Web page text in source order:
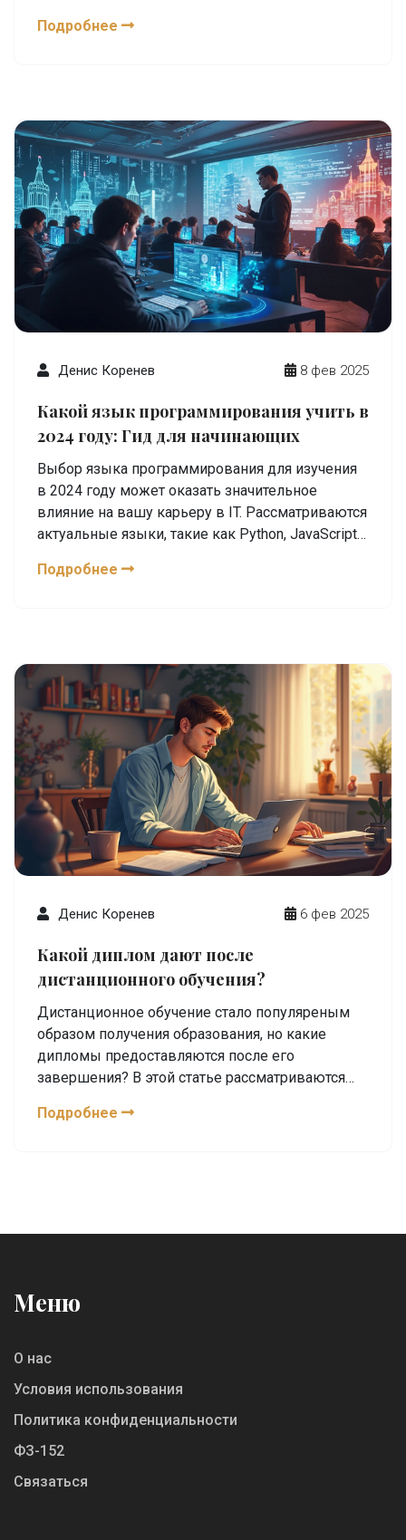
программирования, веб-дизайна и не только с
которые помогут стать успешным IT-
специалистом.
Подробнее
Денис Коренев 8 фев 2025
Какой язык программирования учить в
2024 году: Гид для начинающих
Выбор языка программирования для изучения
в 2024 году может оказать значительное
влияние на вашу карьеру в IT. Рассматриваются
актуальные языки, такие как Python, JavaScript и
работодателей. Статья предлагает советы и
выбрать оптимальный путь обучения и
повысить шансы на успех.
Подробнее
Денис Коренев 6 фев 2025
Какой диплом дают после
дистанционного обучения?
Дистанционное обучение стало популяреным
образом получения образования, но какие
дипломы предоставляются после его
завершения? В этой статье рассматриваются
после онлайн-курсов, что означает
Подробнее
Меню
О нас
Условия использования
Политика конфиденциальности
ФЗ-152
Связаться